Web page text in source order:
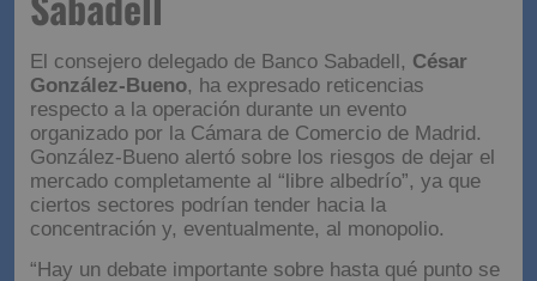
El consejero delegado de Banco Sabadell, César
González-Bueno, ha expresado reticencias
respecto a la operación durante un evento
organizado por la Cámara de Comercio de Madrid.
González-Bueno alertó sobre los riesgos de dejar el
mercado completamente al “libre albedrío”, ya que
ciertos sectores podrían tender hacia la
concentración y, eventualmente, al monopolio.
“Hay un debate importante sobre hasta qué punto se